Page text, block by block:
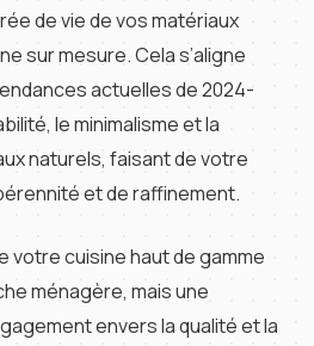
de vie de vos matériaux
sur mesure. Cela s’aligne
actuelles de 2024-
le minimalisme et la
naturels, faisant de votre
et de raffinement.
votre cuisine haut de gamme
ménagère, mais une
envers la qualité et la